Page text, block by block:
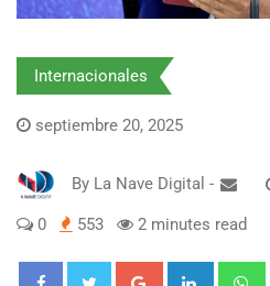
Internacionales
septiembre 20, 2025
By La Nave Digital -
0 553 2 minutes read
Google+ LinkedIn